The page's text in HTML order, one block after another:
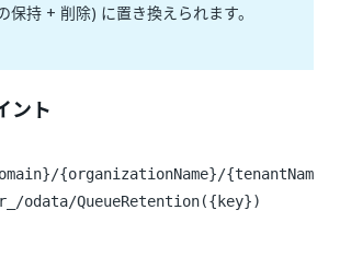
保持 + 削除) に置き換えられます。
ント
{organizationName}/{tenantNam
odata/QueueRetention({key})